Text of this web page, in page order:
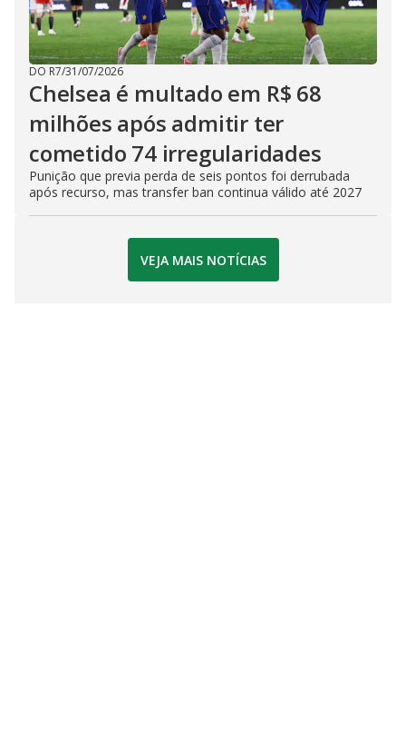
DO R7/31/07/2026
Chelsea é multado em R$ 68
milhões após admitir ter
cometido 74 irregularidades
Punição que previa perda de seis pontos foi derrubada
após recurso, mas transfer ban continua válido até 2027
VEJA MAIS NOTÍCIAS